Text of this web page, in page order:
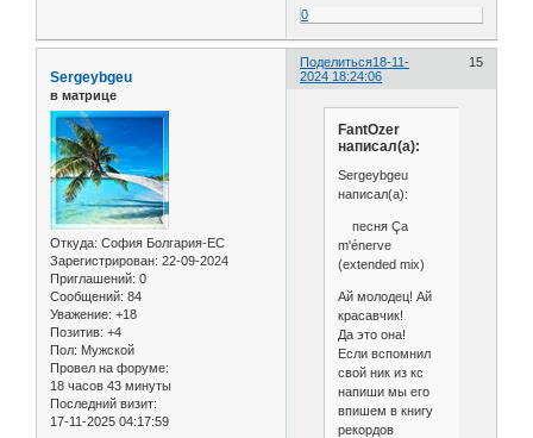
0
Поделиться 15
18-11-
2024 18:24:06
Sergeybgeu
в матрице
Откуда: София Болгария-ЕС
Зарегистрирован: 22-09-2024
Приглашений: 0
Сообщений: 84
Уважение: +18
Позитив: +4
Пол: Мужской
Провел на форуме:
18 часов 43 минуты
Последний визит:
17-11-2025 04:17:59
FantOzer
написал(а):
Sergeybgeu
написал(а):
песня Ça
m'énerve
(extended mix)
Ай молодец! Ай
красавчик!
Да это она!
Если вспомнил
свой ник из кс
напиши мы его
впишем в книгу
рекордов